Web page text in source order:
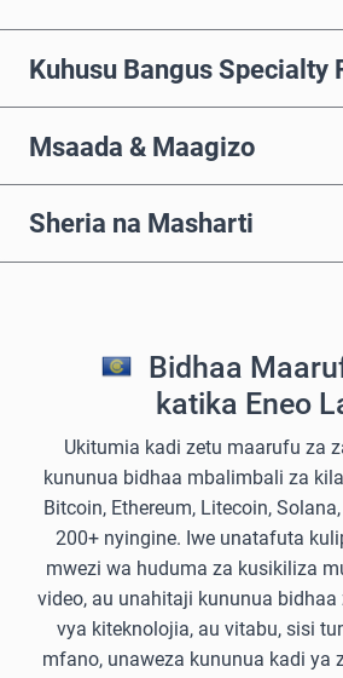
Kuhusu Bangus Specialty
Msaada & Maagizo
Sheria na Masharti
Bidhaa
katika Eneo
Ukitumia kadi zetu maarufu za
kununua bidhaa mbalimbali za
Bitcoin, Ethereum, Litecoin,
200+ nyingine. Iwe unatafuta
mwezi wa huduma za kusikiliza
video, au unahitaji kununua
vya kiteknolojia, au vitabu, sisi
mfano, unaweza kununua kadi ya